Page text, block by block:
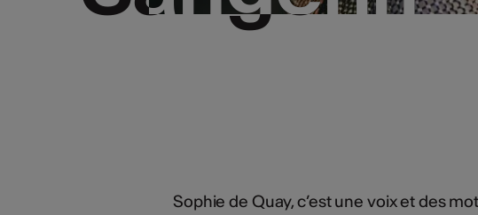
Sophie de Quay, c’est une voix et des